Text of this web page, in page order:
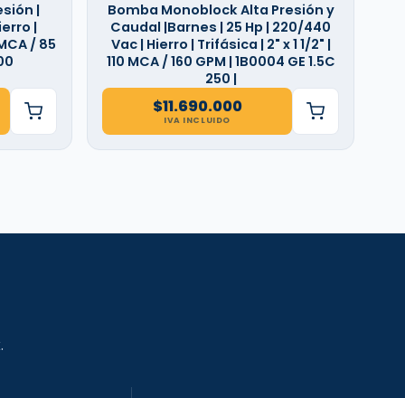
|
|
/ 85
Bomba Monoblock Alta Presión y
Caudal |Barnes | 25 Hp | 220/440
Vac | Hierro | Trifásica | 2" x 1 1/2" |
110 MCA / 160 GPM | 1B0004 GE 1.5C
250 |
$11.690.000
IVA INCLUIDO